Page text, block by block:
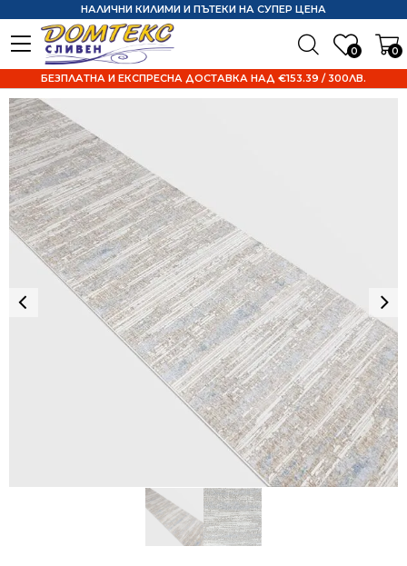
0 0
НАЛИЧНИ КИЛИМИ И ПЪТЕКИ НА СУПЕР ЦЕНА
БЕЗПЛАТНА И ЕКСПРЕСНА ДОСТАВКА НАД €153.39 / 300ЛВ.